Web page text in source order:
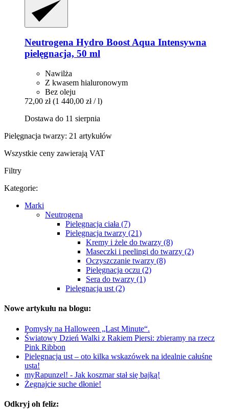
Neutrogena Hydro Boost Aqua Intensywna
pielęgnacja, 50 ml
Nawilża
Z kwasem hialuronowym
Bez oleju
72,00 zł (1 440,00 zł / l)
Dostawa do 11 sierpnia
Pielęgnacja twarzy: 21 artykułów
Wszystkie ceny zawierają VAT
Filtry
Kategorie:
Marki
Neutrogena
Pielęgnacja ciała (7)
Pielęgnacja twarzy (21)
Kremy i żele do twarzy (8)
Maseczki i peelingi do twarzy (2)
Oczyszczanie twarzy (8)
Pielęgnacja oczu (2)
Sera do twarzy (1)
Pielęgnacja ust (2)
Nowe artykułu na blogu:
Pomysły na Halloween „Last Minute“.
Światowy Dzień Walki z Rakiem Piersi: zbieramy na rzecz
Pink Ribbon
Pielęgnacja ust – oto kilka wskazówek na idealnie całuśne
usta!
myRapunzel! - Jak koszmar stał się bajką!
Żegnajcie suche dłonie!
Odkryj oh feliz: